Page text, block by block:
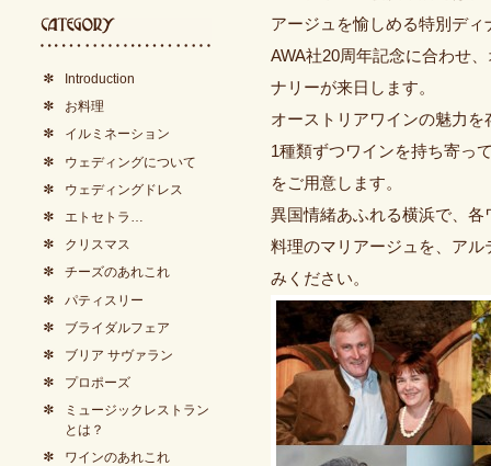
アージュを愉しめる特別ディ
AWA社20周年記念に合わせ
ナリーが来日します。
オーストリアワインの魅力
1種類ずつワインを持ち寄っ
をご用意します。
異国情緒あふれる横浜で、
料理のマリアージュを、ア
みください。
Introduction
お料理
イルミネーション
ウェディングについて
ウェディングドレス
エトセトラ…
クリスマス
チーズのあれこれ
パティスリー
ブライダルフェア
ブリア サヴァラン
プロポーズ
ミュージックレストラン
とは？
ワインのあれこれ